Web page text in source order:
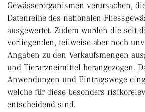
Gewässerorganismen verursachen,
Datenreihe des nationalen
ausgewertet. Zudem wurden die seit
vorliegenden, teilweise aber noch
Angaben zu den Verkaufsmengen
und Tierarzneimittel herangezogen.
Anwendungen und Eintragswege
welche für diese besonders
entscheidend sind.